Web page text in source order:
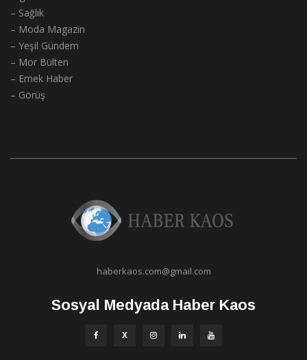
– Sağlık
– Moda Magazin
– Yeşil Gündem
– Mor Bülten
– Emek Haber
– Görüş
haberkaos.com@gmail.com
Sosyal Medyada Haber Kaos